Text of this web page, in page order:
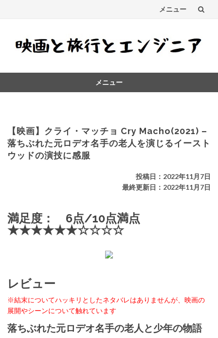
メニュー
ス
キ
メニュー
【映画】クライ・マッチョ Cry Macho(2021) –
落ちぶれた元ロデオ名手の老人を演じるイースト
ウッドの演技に感服
投稿日：2022年11月7日
最終更新日：2022年11月7日
満足度： 6点/10点満点
★★★★★★☆☆☆☆
レビュー
※結末についてハッキリとしたネタバレはありませんが、映画の
展開やシーンについて触れています
落ちぶれた元ロデオ名手の老人と少年の物語